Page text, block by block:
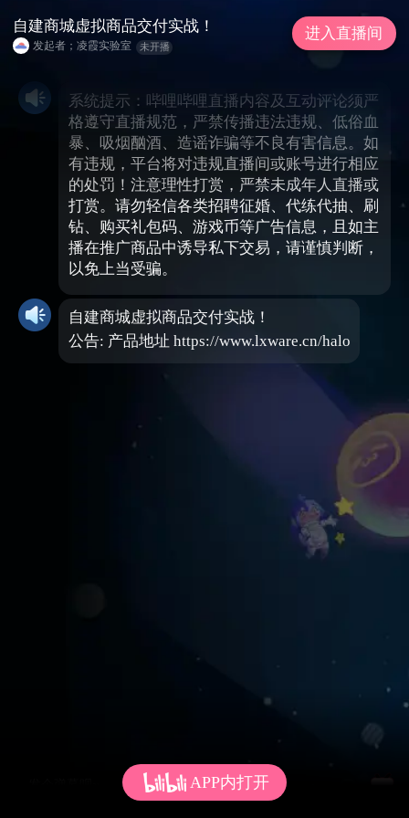
系统提示：哔哩哔哩直播内容及互动评论须严
格遵守直播规范，严禁传播违法违规、低俗血
暴、吸烟酗酒、造谣诈骗等不良有害信息。如
有违规，平台将对违规直播间或账号进行相应
的处罚！注意理性打赏，严禁未成年人直播或
打赏。请勿轻信各类招聘征婚、代练代抽、刷
钻、购买礼包码、游戏币等广告信息，且如主
播在推广商品中诱导私下交易，请谨慎判断，
以免上当受骗。
自建商城虚拟商品交付实战！
公告: 产品地址 https://www.lxware.cn/halo
自建商城虚拟商品交付实战！
发起者；凌霞实验室 未开播
进入直播间
APP内打开